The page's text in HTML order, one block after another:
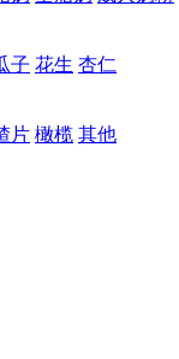
子 花生 杏仁
片 橄榄 其他